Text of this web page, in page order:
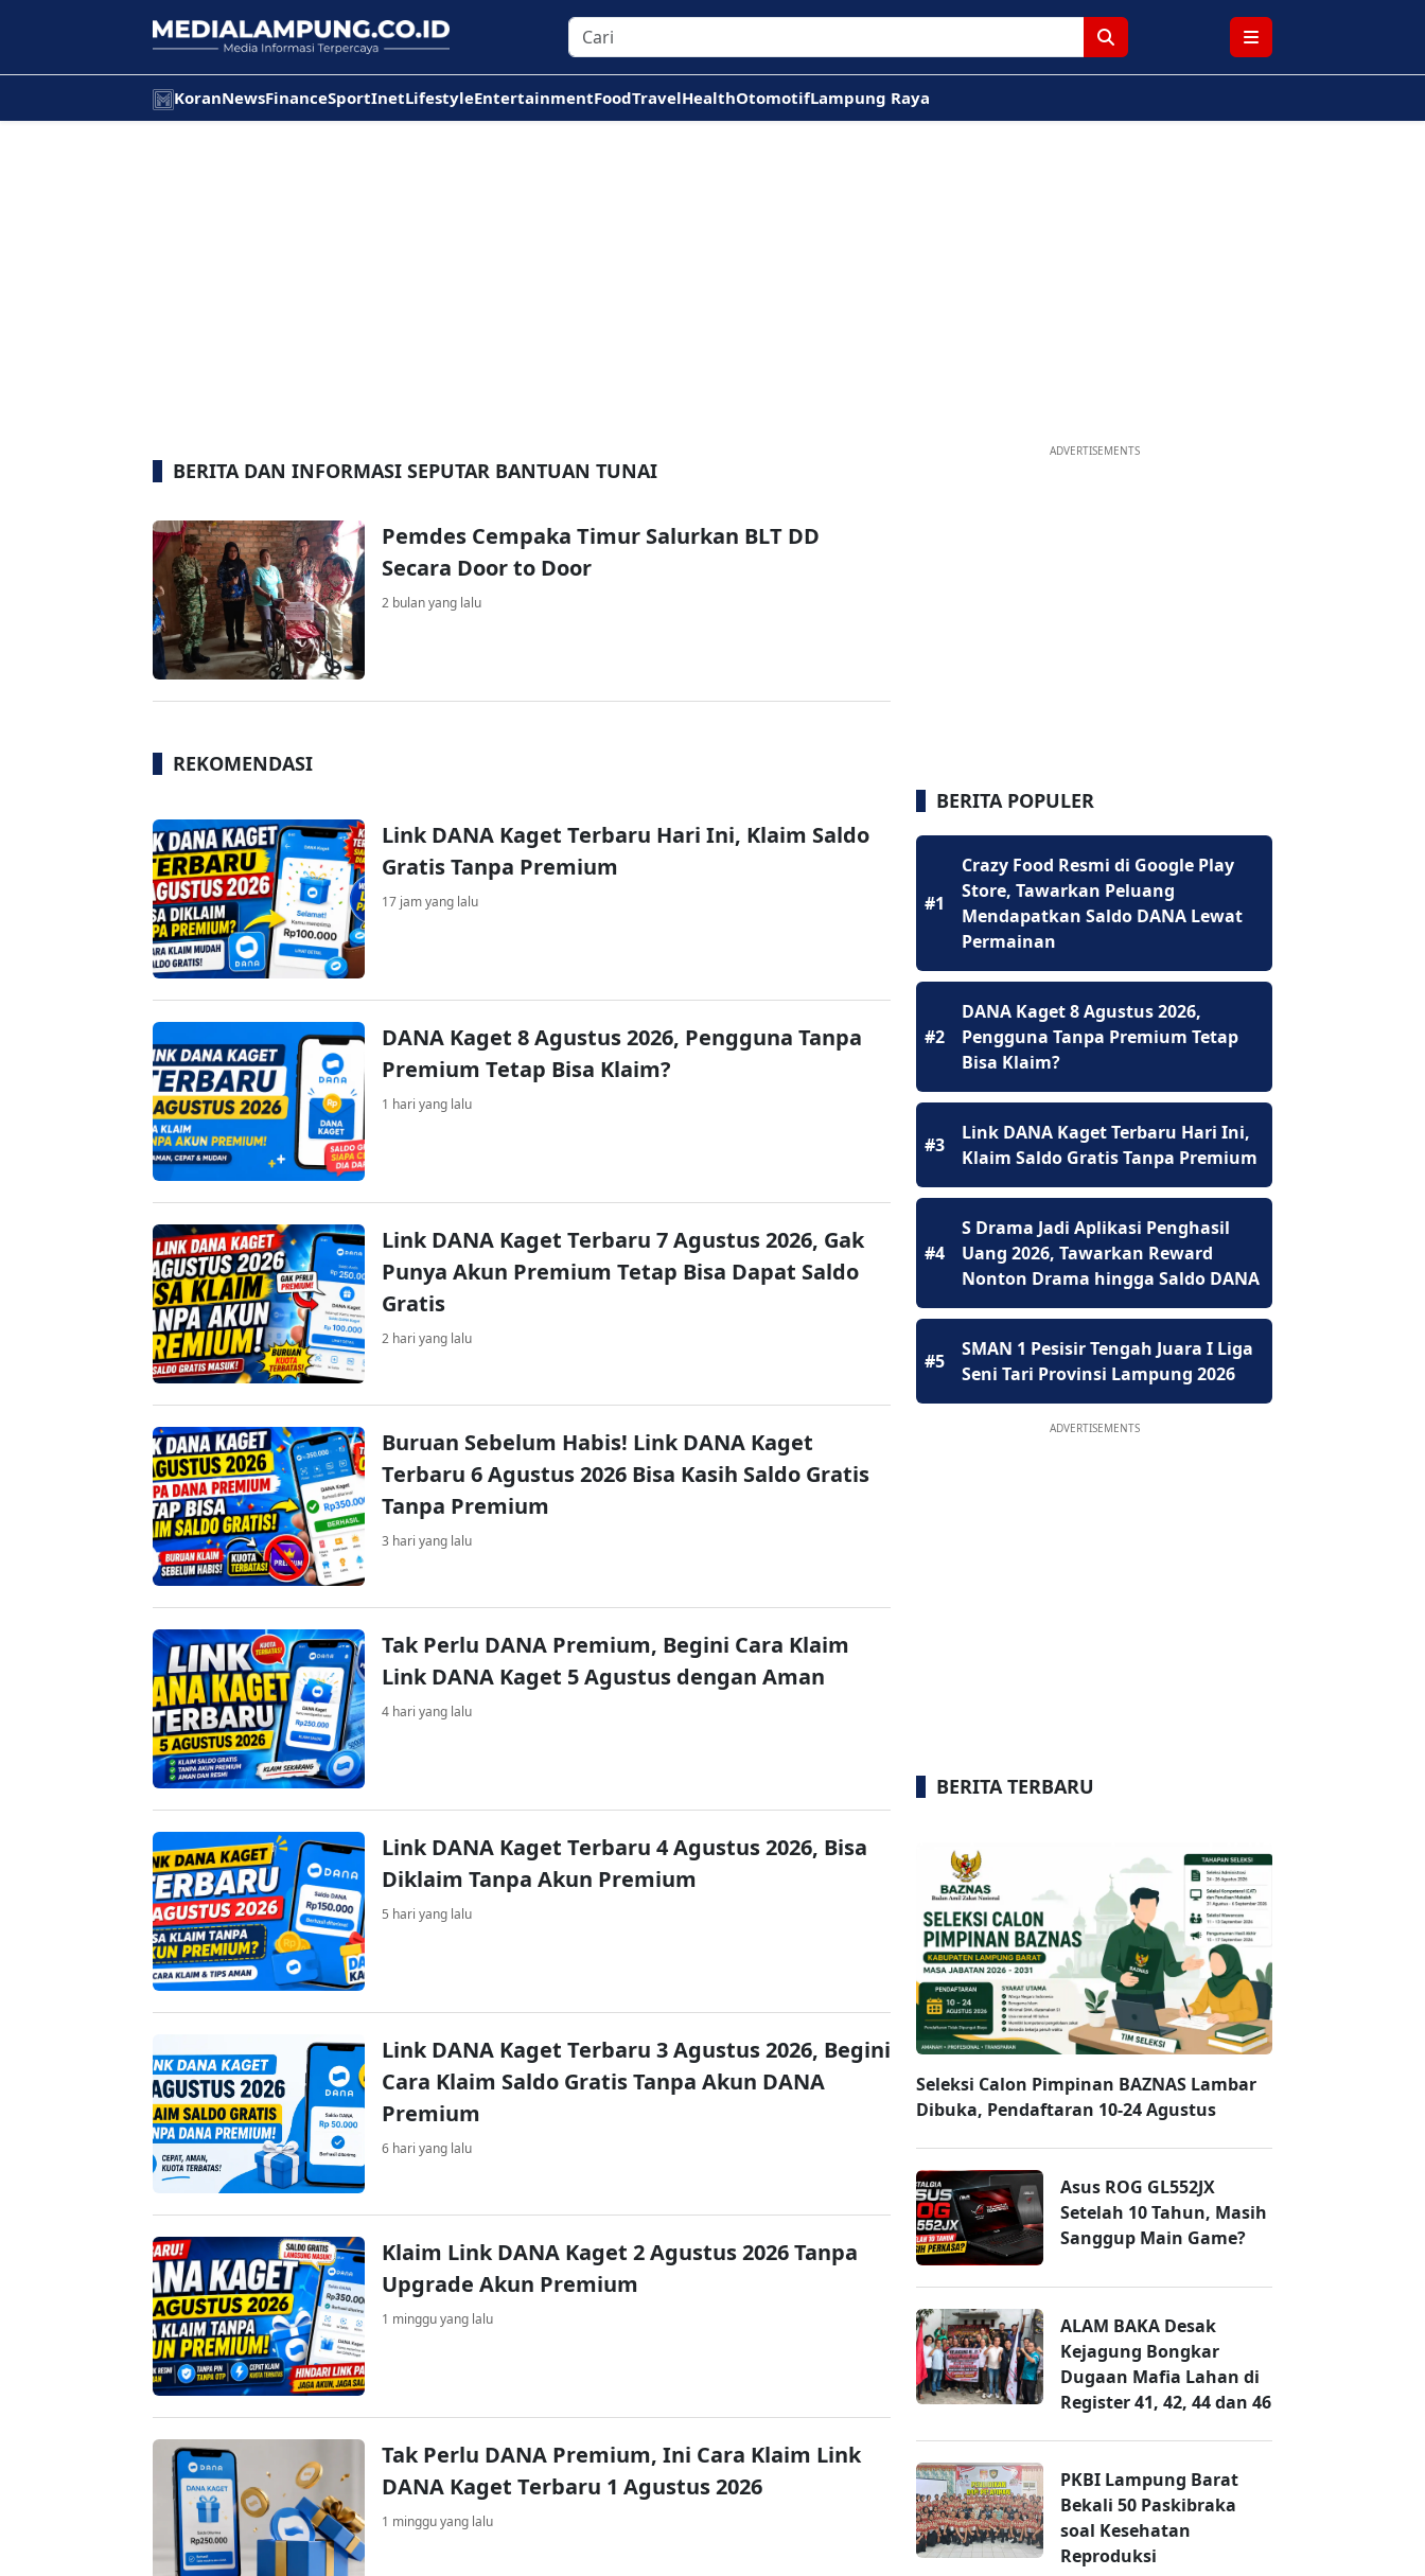
KoranNewsFinanceSportInetLifestyleEntertainmentFoodTravelHealthOtomotifLampung Raya
BERITA DAN INFORMASI SEPUTAR BANTUAN TUNAI
Pemdes Cempaka Timur Salurkan BLT DD
Secara Door to Door
2 bulan yang lalu
REKOMENDASI
Link DANA Kaget Terbaru Hari Ini, Klaim Saldo
Gratis Tanpa Premium
17 jam yang lalu
DANA Kaget 8 Agustus 2026, Pengguna Tanpa
Premium Tetap Bisa Klaim?
1 hari yang lalu
Link DANA Kaget Terbaru 7 Agustus 2026, Gak
Punya Akun Premium Tetap Bisa Dapat Saldo
Gratis
2 hari yang lalu
Buruan Sebelum Habis! Link DANA Kaget
Terbaru 6 Agustus 2026 Bisa Kasih Saldo Gratis
Tanpa Premium
3 hari yang lalu
Tak Perlu DANA Premium, Begini Cara Klaim
Link DANA Kaget 5 Agustus dengan Aman
4 hari yang lalu
Link DANA Kaget Terbaru 4 Agustus 2026, Bisa
Diklaim Tanpa Akun Premium
5 hari yang lalu
Link DANA Kaget Terbaru 3 Agustus 2026, Begini
Cara Klaim Saldo Gratis Tanpa Akun DANA
Premium
6 hari yang lalu
Klaim Link DANA Kaget 2 Agustus 2026 Tanpa
Upgrade Akun Premium
1 minggu yang lalu
Tak Perlu DANA Premium, Ini Cara Klaim Link
DANA Kaget Terbaru 1 Agustus 2026
1 minggu yang lalu
ADVERTISEMENTS
BERITA POPULER
#1
Crazy Food Resmi di Google Play
Store, Tawarkan Peluang
Mendapatkan Saldo DANA Lewat
Permainan
#2
DANA Kaget 8 Agustus 2026,
Pengguna Tanpa Premium Tetap
Bisa Klaim?
#3
Link DANA Kaget Terbaru Hari Ini,
Klaim Saldo Gratis Tanpa Premium
#4
S Drama Jadi Aplikasi Penghasil
Uang 2026, Tawarkan Reward
Nonton Drama hingga Saldo DANA
#5
SMAN 1 Pesisir Tengah Juara I Liga
Seni Tari Provinsi Lampung 2026
ADVERTISEMENTS
BERITA TERBARU
Seleksi Calon Pimpinan BAZNAS Lambar
Dibuka, Pendaftaran 10-24 Agustus
Asus ROG GL552JX
Setelah 10 Tahun, Masih
Sanggup Main Game?
ALAM BAKA Desak
Kejagung Bongkar
Dugaan Mafia Lahan di
Register 41, 42, 44 dan 46
PKBI Lampung Barat
Bekali 50 Paskibraka
soal Kesehatan
Reproduksi